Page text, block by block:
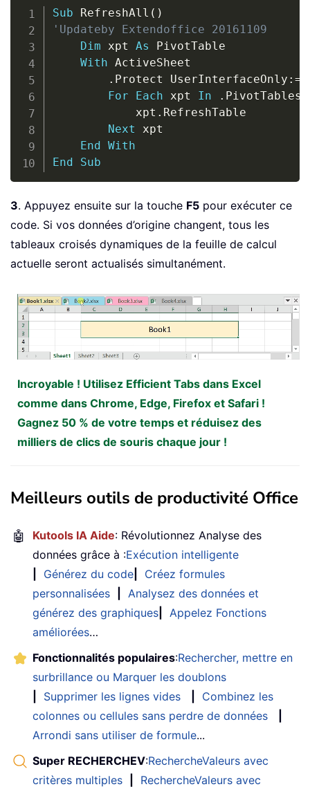
Sub RefreshAll ( )
'Updateby Extendoffice 20161109
Dim xpt As PivotTable
With ActiveSheet
. Protect UserInterfaceOnly : =
For
Each xpt In . PivotTables
            xpt
. RefreshTable
Next xpt
End
With
End
Sub
3. Appuyez ensuite sur la touche F5 pour exécuter ce
code. Si vos données d’origine changent, tous les
tableaux croisés dynamiques de la feuille de calcul
actuelle seront actualisés simultanément.
Incroyable ! Utilisez Efficient Tabs dans Excel
comme dans Chrome, Edge, Firefox et Safari !
Gagnez 50 % de votre temps et réduisez des
milliers de clics de souris chaque jour !
Meilleurs outils de productivité Office
🤖 Kutools IA Aide: Révolutionnez Analyse des
données grâce à :Exécution intelligente
Générez du code
Créez formules
personnalisées
Analysez des données et
générez des graphiques
Appelez Fonctions
améliorées…
Fonctionnalités populaires:Rechercher, mettre en
surbrillance ou Marquer les doublons
Supprimer les lignes vides
Combinez les
colonnes ou cellules sans perdre de données
Arrondi sans utiliser de formule...
Super RECHERCHEV:RechercheValeurs avec
critères multiples
RechercheValeurs avec